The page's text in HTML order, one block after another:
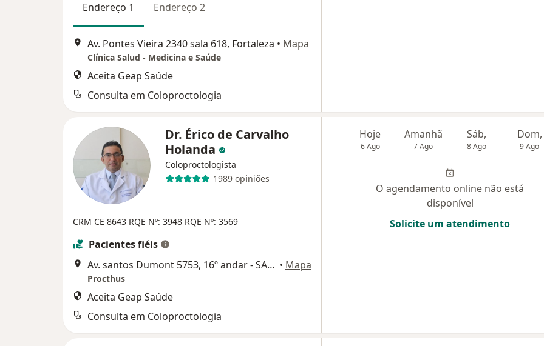
Endereço 1 Endereço 2
Av. Pontes Vieira 2340 sala 618, Fortaleza • Mapa
Clínica Salud - Medicina e Saúde
Aceita Geap Saúde
Consulta em Coloproctologia
Dr. Érico de Carvalho
Holanda
Coloproctologista
1989 opiniões
CRM CE 8643 RQE Nº: 3948 RQE Nº: 3569
Pacientes fiéis
Av. santos Dumont 5753, 16º andar - SALA 1607, Torre Saúde, Complexo São Mateus, Fortaleza • Mapa
Procthus
Aceita Geap Saúde
Consulta em Coloproctologia
Hoje
6 Ago
Amanhã
7 Ago
Sáb,
8 Ago
Dom,
9 Ago
O agendamento online não está
disponível
Solicite um atendimento